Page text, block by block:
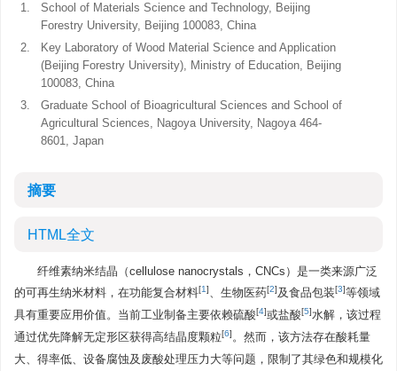
1.
School of Materials Science and Technology, Beijing
Forestry University, Beijing 100083, China
2.
Key Laboratory of Wood Material Science and Application
(Beijing Forestry University), Ministry of Education, Beijing
100083, China
3.
Graduate School of Bioagricultural Sciences and School of
Agricultural Sciences, Nagoya University, Nagoya 464-
8601, Japan
摘要
HTML全文
纤维素纳米结晶（cellulose nanocrystals，CNCs）是一类来源广泛
的可再生纳米材料，在功能复合材料[1]、生物医药[2]及食品包装[3]等领域
具有重要应用价值。当前工业制备主要依赖硫酸[4]或盐酸[5]水解，该过程
通过优先降解无定形区获得高结晶度颗粒[6]。然而，该方法存在酸耗量
大、得率低、设备腐蚀及废酸处理压力大等问题，限制了其绿色和规模化